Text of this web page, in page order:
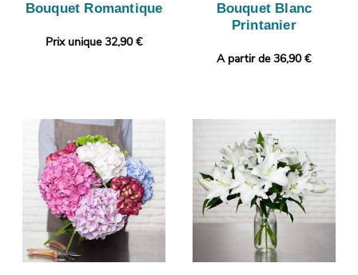
Bouquet Romantique
Prix unique 32,90 €
Bouquet Blanc
Printanier
A partir de 36,90 €